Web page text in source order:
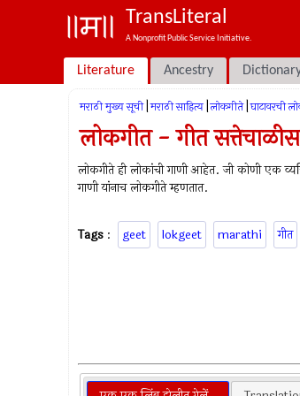
TransLiteral
A Nonprofit Public Service Initiative.
Literature Ancestry
मराठी मुख्य सूची मराठी साहित्य लोकगीते घाटावरची
लोकगीत - गीत
लोकगीते ही लोकांची गाणी आहेत. जी कोणी एक
गाणी यांनाच लोकगीते म्हणतात.
Tags : geet lokgeet marathi गीत